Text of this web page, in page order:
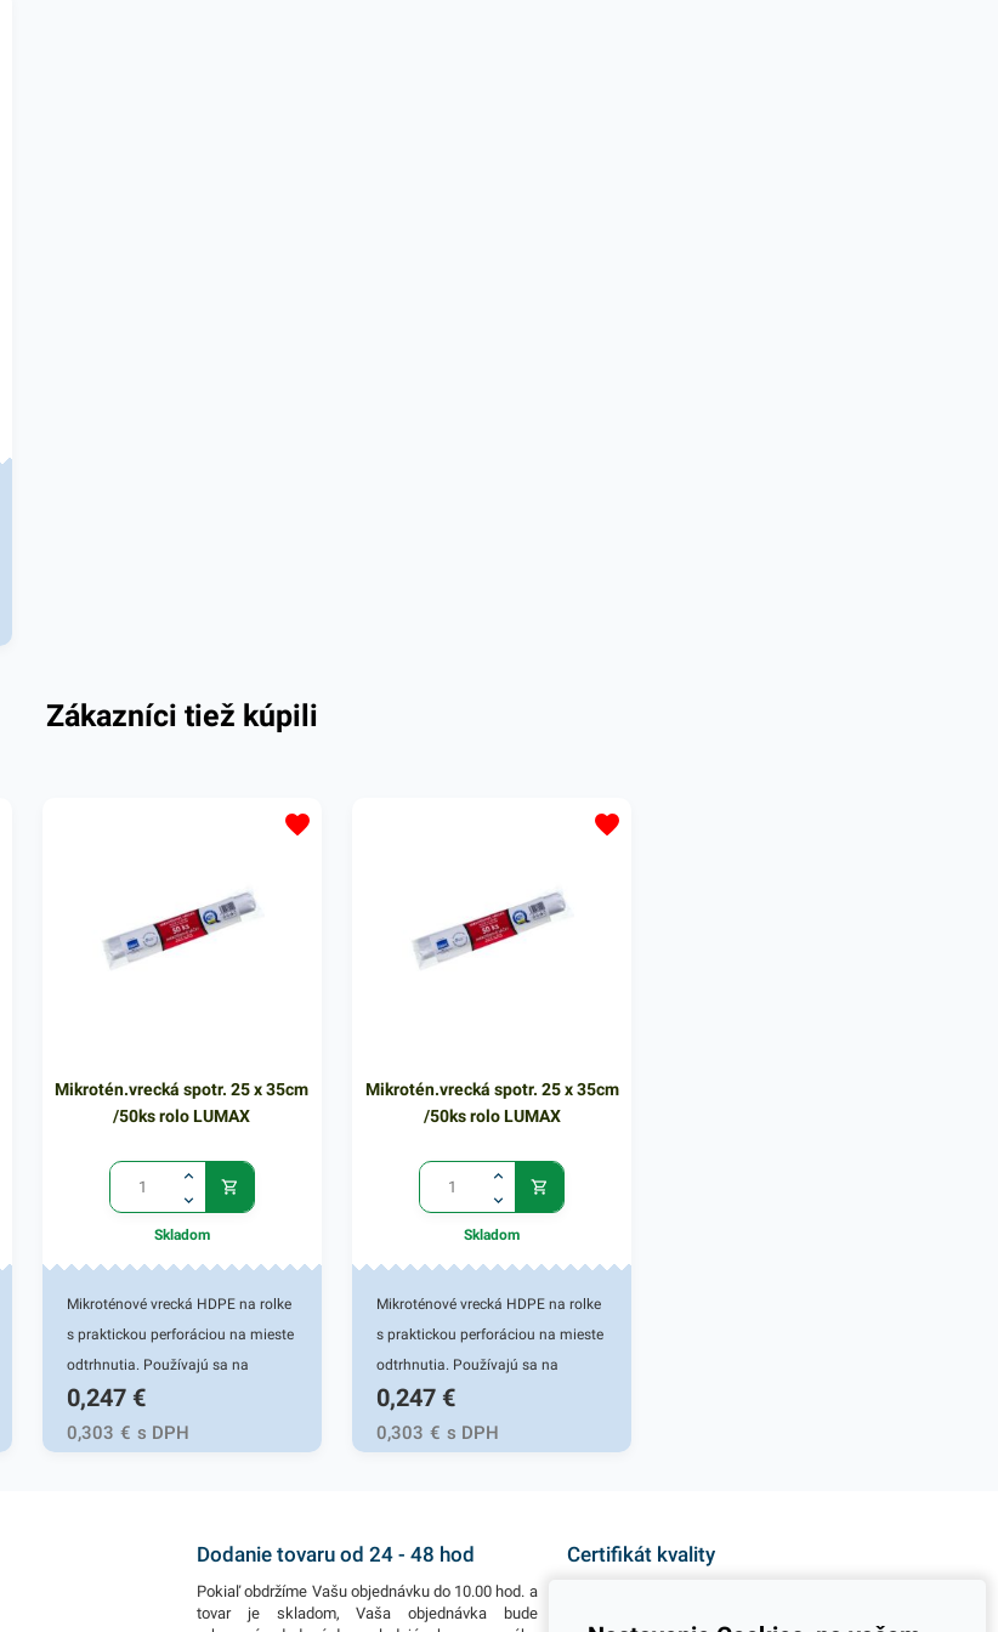
Zákazníci tiež kúpili
Mikrotén.vrecká spotr. 25 x 35cm
/50ks rolo LUMAX
Skladom
Mikroténové vrecká HDPE na rolke
s praktickou perforáciou na mieste
odtrhnutia. Používajú sa na
uchovanie a uskladnenie potravín,
ovocia a zeleniny, pečiva, v
mäsiarstvach a gastroslužbách.
vrecká v rozmere 25x35 cm.
0,247 €
0,303 € s DPH
Mikrotén.vrecká spotr. 25 x 35cm
/50ks rolo LUMAX
Skladom
Mikroténové vrecká HDPE na rolke
s praktickou perforáciou na mieste
odtrhnutia. Používajú sa na
uchovanie a uskladnenie potravín,
ovocia a zeleniny, pečiva, v
mäsiarstvach a gastroslužbách.
vrecká v rozmere 25x35 cm.
0,247 €
0,303 € s DPH
Dodanie tovaru od 24 - 48 hod
Pokiaľ obdržíme Vašu objednávku do 10.00 hod. a
tovar je skladom, Vaša objednávka bude
Certifikát kvality